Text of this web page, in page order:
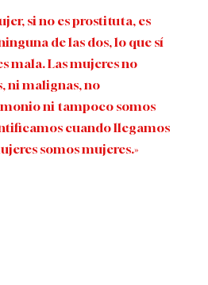
si no es prostituta, es
de las dos, lo que sí
mala. Las mujeres no
ni malignas, no
ni tampoco somos
cuando llegamos
somos mujeres.»